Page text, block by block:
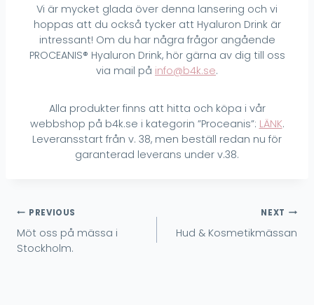
Vi är mycket glada över denna lansering och vi
hoppas att du också tycker att Hyaluron Drink är
intressant! Om du har några frågor angående
PROCEANIS® Hyaluron Drink, hör gärna av dig till oss
via mail på info@b4k.se.
Alla produkter finns att hitta och köpa i vår
webbshop på b4k.se i kategorin ”Proceanis”: LÄNK.
Leveransstart från v. 38, men beställ redan nu för
garanterad leverans under v.38.
Inläggsnavigering
PREVIOUS
Möt oss på mässa i
Stockholm.
NEXT
Hud & Kosmetikmässan